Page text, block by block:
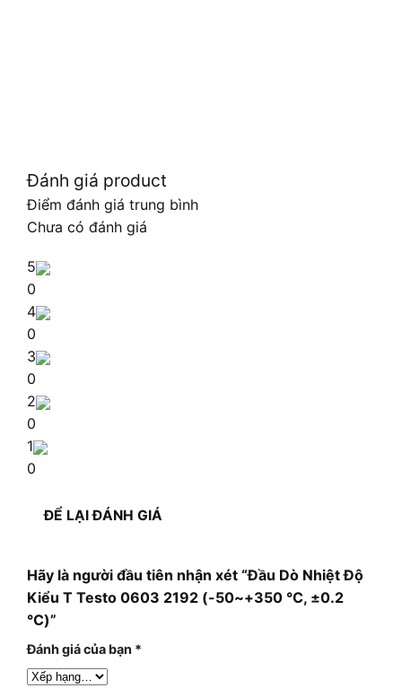
Đánh giá product
Điểm đánh giá trung bình
Chưa có đánh giá
5
0
4
0
3
0
2
0
1
0
ĐỂ LẠI ĐÁNH GIÁ
Hãy là người đầu tiên nhận xét “Đầu Dò Nhiệt Độ
Kiểu T Testo 0603 2192 (-50~+350 °C, ±0.2
°C)”
Đánh giá của bạn *